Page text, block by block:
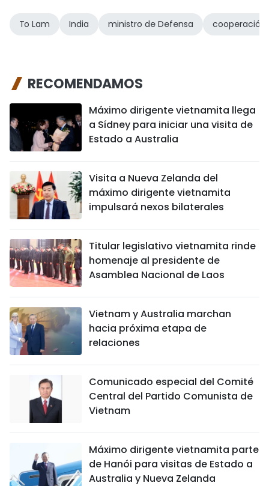
To Lam India ministro de Defensa cooperación
RECOMENDAMOS
Máximo dirigente vietnamita llega
a Sídney para iniciar una visita de
Estado a Australia
Visita a Nueva Zelanda del
máximo dirigente vietnamita
impulsará nexos bilaterales
Titular legislativo vietnamita rinde
homenaje al presidente de
Asamblea Nacional de Laos
Vietnam y Australia marchan
hacia próxima etapa de
relaciones
Comunicado especial del Comité
Central del Partido Comunista de
Vietnam
Máximo dirigente vietnamita parte
de Hanói para visitas de Estado a
Australia y Nueva Zelanda